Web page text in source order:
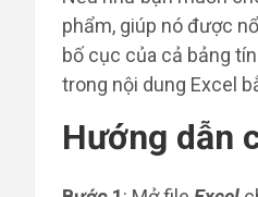
phẩm, giúp nó được
bố cục của cả bảng
trong nội dung Excel
Hướng dẫn